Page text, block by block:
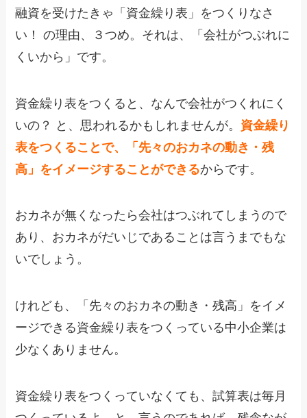
融資を受けたきゃ「資金繰り表」をつくりなさ
い！ の理由、３つめ。それは、「会社がつぶれに
くいから」です。
資金繰り表をつくると、なんで会社がつくれにく
いの？ と、思われるかもしれませんが。 資金繰り
表をつくることで、「先々のおカネの動き・残
高」をイメージすることができるからです。
おカネが無くなったら会社はつぶれてしまうので
あり、おカネがだいじであることは言うまでもな
いでしょう。
けれども、「先々のおカネの動き・残高」をイメ
ージできる資金繰り表をつくっている中小企業は
少なくありません。
資金繰り表をつくっていなくても、試算表は毎月